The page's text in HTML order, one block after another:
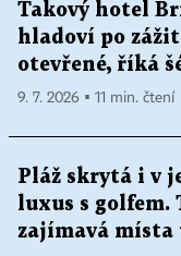
Takový hotel
hladoví po
otevřené, říká
9. 7. 2026 ▪ 11 min. čtení
Pláž skrytá i v
luxus s golfem.
zajímavá místa